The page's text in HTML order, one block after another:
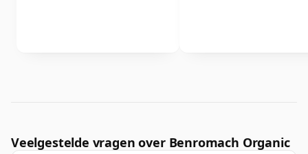
Veelgestelde vragen over Benromach Organic